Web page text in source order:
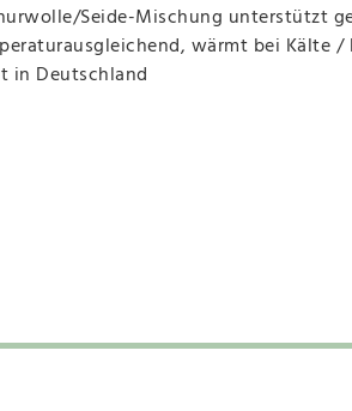
Seide-Mischung unterstützt
wärmt bei Kälte /
in Deutschland